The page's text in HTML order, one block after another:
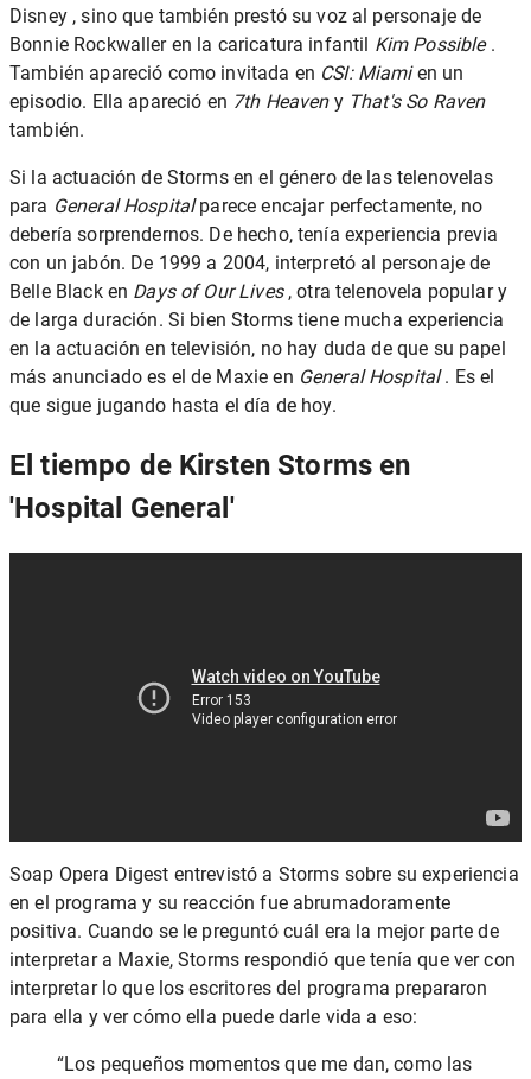
Disney , sino que también prestó su voz al personaje de
Bonnie Rockwaller en la caricatura infantil Kim Possible.
También apareció como invitada en CSI: Miamien un
episodio. Ella apareció en 7th Heaveny That's So Raven
también.
Si la actuación de Storms en el género de las telenovelas
para General Hospitalparece encajar perfectamente, no
debería sorprendernos. De hecho, tenía experiencia previa
con un jabón. De 1999 a 2004, interpretó al personaje de
Belle Black en Days of Our Lives, otra telenovela popular y
de larga duración. Si bien Storms tiene mucha experiencia
en la actuación en televisión, no hay duda de que su papel
más anunciado es el de Maxie en General Hospital. Es el
que sigue jugando hasta el día de hoy.
El tiempo de Kirsten Storms en
'Hospital General'
Soap Opera Digest entrevistó a Storms sobre su experiencia
en el programa y su reacción fue abrumadoramente
positiva. Cuando se le preguntó cuál era la mejor parte de
interpretar a Maxie, Storms respondió que tenía que ver con
interpretar lo que los escritores del programa prepararon
para ella y ver cómo ella puede darle vida a eso:
“Los pequeños momentos que me dan, como las